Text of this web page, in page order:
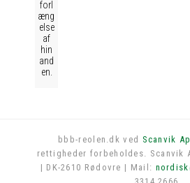
forl
æng
else
af
hin
and
en.
bbb-reolen.dk ved Scanvik
rettigheder forbeholdes. Scanvik
| DK-2610 Rødovre | Mail:
Log in